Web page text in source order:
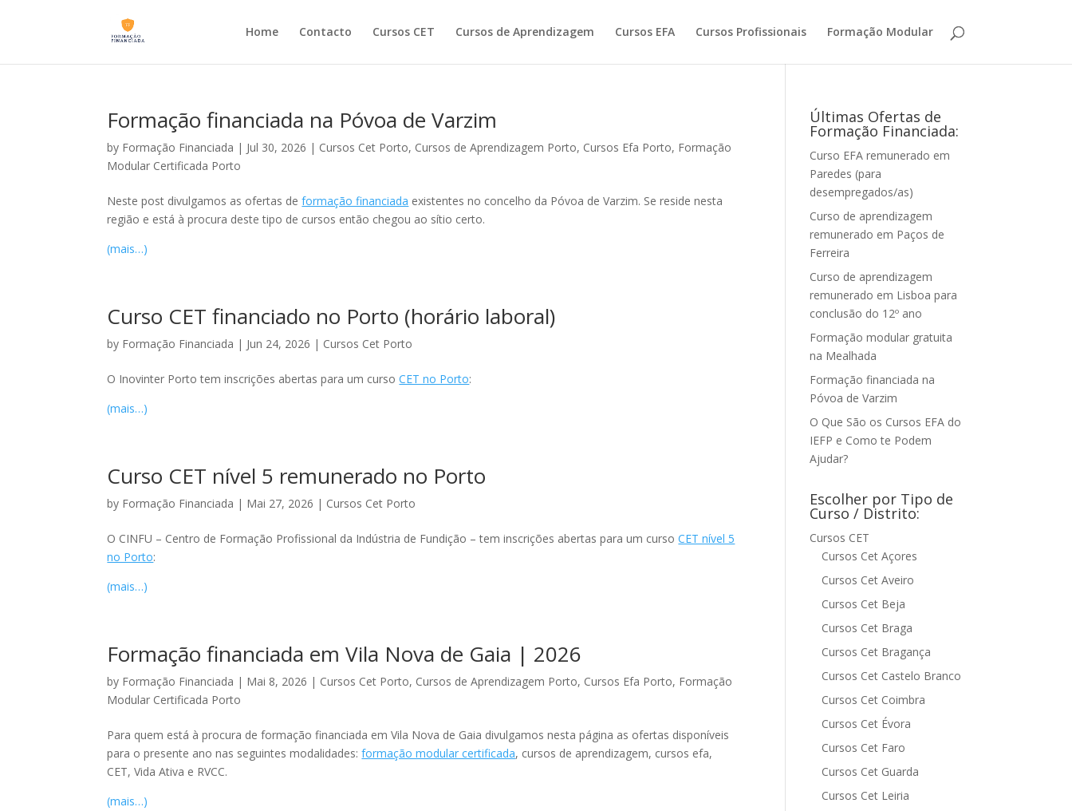
Home Contacto Cursos CET Cursos de Aprendizagem Cursos EFA Cursos Profissionais Formação Modular
Formação financiada na Póvoa de Varzim
by Formação Financiada | Jul 30, 2026 | Cursos Cet Porto, Cursos de Aprendizagem Porto, Cursos Efa Porto, Formação
Modular Certificada Porto
Neste post divulgamos as ofertas deformação financiada existentes no concelho da Póvoa de Varzim. Se reside nesta
região e está à procura deste tipo de cursos então chegou ao sítio certo.
(mais…)
Curso CET financiado no Porto (horário laboral)
by Formação Financiada | Jun 24, 2026 | Cursos Cet Porto
O Inovinter Porto tem inscrições abertas para um cursoCET no Porto:
(mais…)
Curso CET nível 5 remunerado no Porto
by Formação Financiada | Mai 27, 2026 | Cursos Cet Porto
O CINFU – Centro de Formação Profissional da Indústria de Fundição – tem inscrições abertas para um cursoCET nível 5
no Porto:
(mais…)
Formação financiada em Vila Nova de Gaia | 2026
by Formação Financiada | Mai 8, 2026 | Cursos Cet Porto, Cursos de Aprendizagem Porto, Cursos Efa Porto, Formação
Modular Certificada Porto
Para quem está à procura de formação financiada em Vila Nova de Gaia divulgamos nesta página as ofertas disponíveis
para o presente ano nas seguintes modalidades:formação modular certificada, cursos de aprendizagem, cursos efa,
CET, Vida Ativa e RVCC.
(mais…)
Últimas Ofertas de
Formação Financiada:
Curso EFA remunerado em
Paredes (para
desempregados/as)
Curso de aprendizagem
remunerado em Paços de
Ferreira
Curso de aprendizagem
remunerado em Lisboa para
conclusão do 12º ano
Formação modular gratuita
na Mealhada
Formação financiada na
Póvoa de Varzim
O Que São os Cursos EFA do
IEFP e Como te Podem
Ajudar?
Escolher por Tipo de
Curso / Distrito:
Cursos CET
Cursos Cet Açores
Cursos Cet Aveiro
Cursos Cet Beja
Cursos Cet Braga
Cursos Cet Bragança
Cursos Cet Castelo Branco
Cursos Cet Coimbra
Cursos Cet Évora
Cursos Cet Faro
Cursos Cet Guarda
Cursos Cet Leiria